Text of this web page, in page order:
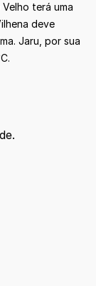
terá uma
deve
Jaru, por sua